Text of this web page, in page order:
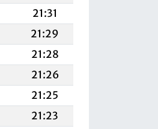
21:31
21:29
21:28
21:26
21:25
21:23